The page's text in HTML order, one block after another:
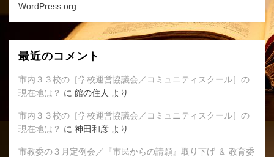
WordPress.org
最近のコメント
市内３３校の［学校運営協議会／コミュニティスクール］の
現在地は？ に 館の住人 より
市内３３校の［学校運営協議会／コミュニティスクール］の
現在地は？ に 神田和彦 より
市教委の３月定例会／『市民からの請願』取り下げ ＆ 教育委